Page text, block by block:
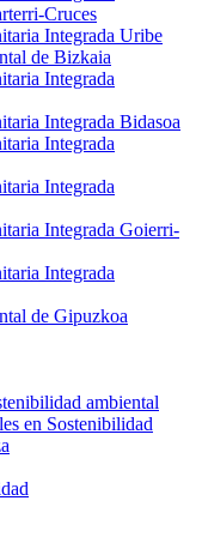
Cruces
Integrada Uribe
de Bizkaia
Integrada
Integrada Bidasoa
Integrada
Integrada
Integrada Goierri-
Integrada
de Gipuzkoa
ambiental
en Sostenibilidad